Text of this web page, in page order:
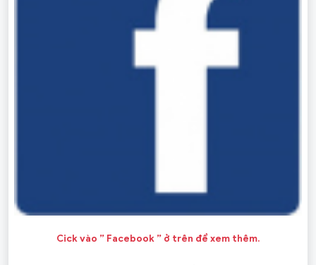
Cick vào ” Facebook ” ở trên để xem thêm.